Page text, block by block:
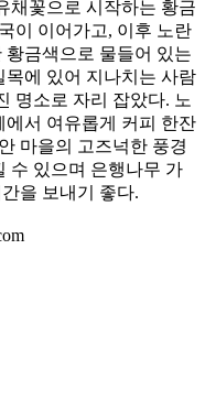
채꽃으로 시작하는 황금
이 이어가고, 이후 노란
금색으로 물들어 있는
에 있어 지나치는 사람
명소로 자리 잡았다. 노
서 여유롭게 커피 한잔
마을의 고즈넉한 풍경
수 있으며 은행나무 가
을 보내기 좋다.